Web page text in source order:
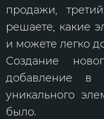
продажи,
решаете, какие
и можете легко
Создание
добавление в
уникального
было.